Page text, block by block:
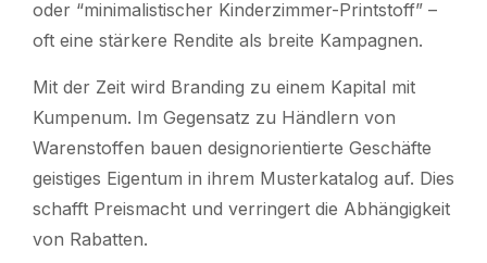
oder “minimalistischer Kinderzimmer-Printstoff” –
oft eine stärkere Rendite als breite Kampagnen.
Mit der Zeit wird Branding zu einem Kapital mit
Kumpenum. Im Gegensatz zu Händlern von
Warenstoffen bauen designorientierte Geschäfte
geistiges Eigentum in ihrem Musterkatalog auf. Dies
schafft Preismacht und verringert die Abhängigkeit
von Rabatten.